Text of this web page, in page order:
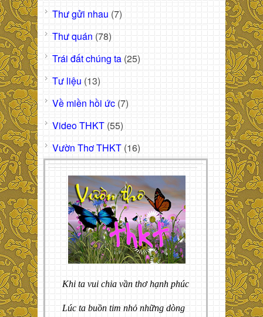
Thư gửi nhau (7)
Thư quán (78)
Trái đất chúng ta (25)
Tư liệu (13)
Về miền hồi ức (7)
Video THKT (55)
Vườn Thơ THKT (16)
Khi ta vui chia vần thơ hạnh phúc
Lúc ta buồn tim nhỏ những dòng